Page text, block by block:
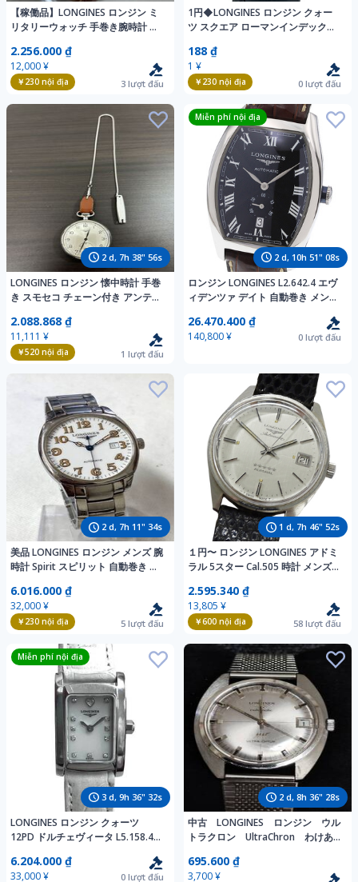
【稼働品】LONGINES ロンジン ミ
リタリーウォッチ 手巻き腕時計 ア
ティーク
2.256.000 ₫
12,000 ¥
￥230nội địa 3 lượt đấu
1円◆LONGINES ロンジン クォー
ツ スクエア ローマンインデックス
メンズ/レディース 腕時計 不動品
188 ₫
1 ¥
￥230nội địa 0 lượt đấu
2 d, 7h 38" 54s
LONGINES ロンジン 懐中時計 手巻
き スモセコ チェーン付き アンティ
ィーク
2.088.868 ₫
11,111 ¥
￥520nội địa 1 lượt đấu
2 d, 10h 51" 06s
Miễn phí nội địa
ロンジン LONGINES L2.642.4 エヴ
ィデンツァ デイト 自動巻き メンズ
26.470.400 ₫
140,800 ¥ 0 lượt đấu
2 d, 7h 11" 32s
美品 LONGINES ロンジン メンズ 腕
時計 Spirit スピリット 自動巻き デ
ot063001
6.016.000 ₫
32,000 ¥
￥230nội địa 5 lượt đấu
1 d, 7h 46" 50s
１円〜 ロンジン LONGINES アドミ
ラル 5スター Cal.505 時計 メンズ
ンレス SS レザー(v0097794300)
2.595.340 ₫
13,805 ¥
￥600nội địa 58 lượt đấu
3 d, 9h 36" 30s
Miễn phí nội địa
LONGINES ロンジン クォーツ
12PD ドルチェヴィータ L5.158.4
時計 レディース
6.204.000 ₫
33,000 ¥ 0 lượt đấu
2 d, 8h 36" 26s
中古 LONGINES ロンジン ウル
トラクロン UltraChron わけあ
695.600 ₫
3,700 ¥